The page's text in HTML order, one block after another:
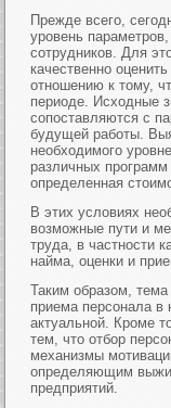
Прежде всего,
уровень
сотрудников. Для
качественно
отношению к тому,
периоде. Исходные
сопоставляются с
будущей работы.
необходимого
различных
определенная
В этих условиях
возможные пути и
труда, в частности
найма, оценки и
Таким образом,
приема персонала в
актуальной. Кроме
тем, что отбор
механизмы
определяющим
предприятий.